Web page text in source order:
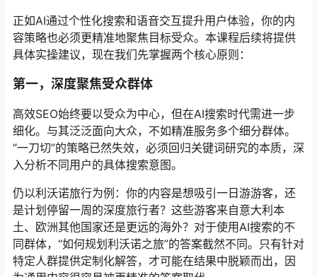
正如AI通过个性化搜索和语音交互提升用户体验，你的内
容策略也必须更精准地聚焦目标受众。本课程后续将提供
具体实操建议，现在我们先掌握两个核心原则：
第一，深度聚焦受众群体
高效SEO始终要以受众为中心，但在AI搜索时代需进一步
细化。与其泛泛面向大众，不如精准服务多个细分群体。
“一刀切”的策略已然失效，必须回归关键词研究的本质，深
入分析不同用户的具体搜索意图。
仍以利沃诺旅行为例：你的内容是想吸引一日游游客，还
是计划停留一周的深度旅行者？这些游客来自意大利本
土、欧洲其他国家还是更远的海外？对于使用AI搜索的不
同群体，“如何规划利沃诺之旅”的答案截然不同。只有针对
特定人群提供定制化解答，才可能在结果中脱颖而出，因